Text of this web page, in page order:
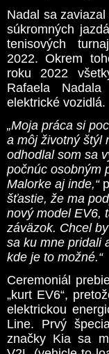
Nadal sa
súkromných
tenisových
2022. Okrem
roku 2022
Rafaela
elektrické vozidlá.
„Moja práca si
a môj životný štýl
odhodlal som sa
počnúc osobným
Malorke aj inde,“
šťastie, že ma
nový model EV6,
záväzok. Chcel
sa ku mne pridali
kde je to možné.“
Ceremoniál
„kurt EV6“,
elektrickou
Line. Prvý
značky Kia sa